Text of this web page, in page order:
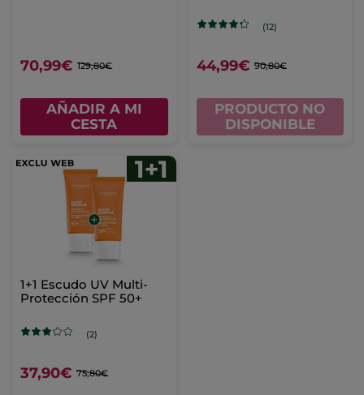
70,99€ 129,80€
AÑADIR A MI
CESTA
(12)
44,99€ 90,80€
PRODUCTO NO
DISPONIBLE
1+1 Escudo UV Multi-
Protección SPF 50+
(2)
37,90€ 75,80€